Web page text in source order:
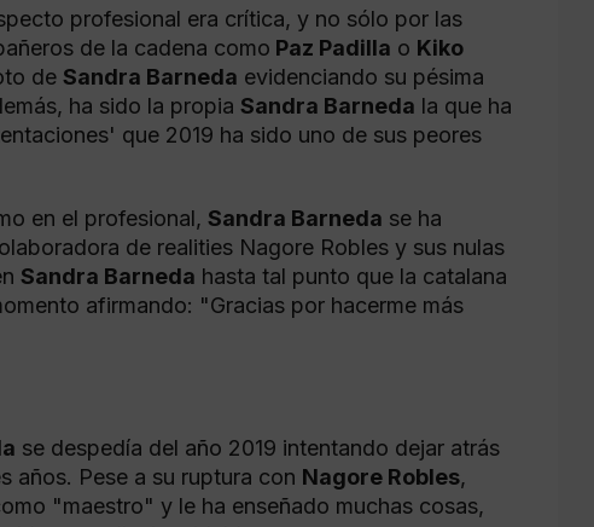
profesional era crítica, y no sólo por las
de la cadena como Paz Padilla o Kiko
de Sandra Barneda evidenciando su pésima
ha sido la propia Sandra Barneda la que ha
que 2019 ha sido uno de sus peores
en el profesional, Sandra Barneda se ha
de realities Nagore Robles y sus nulas
Sandra Barneda hasta tal punto que la catalana
afirmando: "Gracias por hacerme más
se despedía del año 2019 intentando dejar atrás
años. Pese a su ruptura con Nagore Robles,
"maestro" y le ha enseñado muchas cosas,